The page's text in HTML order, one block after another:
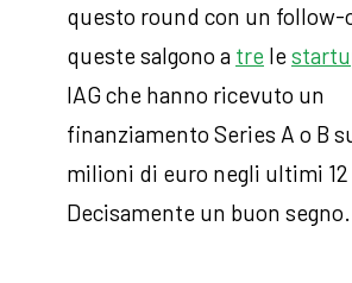
questo round con un follow-
queste salgono a tre le
IAG che hanno ricevuto un
finanziamento Series A o B
milioni di euro negli ultimi 12
Decisamente un buon segno.